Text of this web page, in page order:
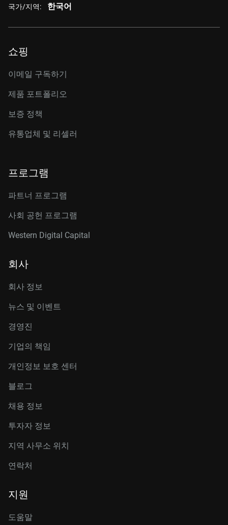
국가/지역: 한국어
쇼핑
이메일 구독하기
제품 포트폴리오
보증 정책
유통업체 및 리셀러
프로그램
파트너 프로그램
사회 공헌 프로그램
Western Digital Capital
회사
회사 정보
뉴스 및 이벤트
경영진
기업의 책임
개인정보 보호 센터
블로그
채용 정보
투자자 정보
지역 사무소 위치
연락처
지원
도움말